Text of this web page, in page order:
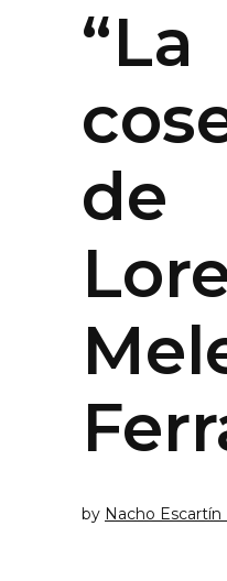
“La
de
by Nacho Escartín